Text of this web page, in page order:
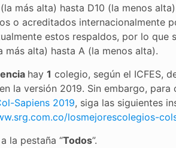
más alta) hasta D10 (la menos
o acreditados internacionalmente
estos respaldos, por lo que
más alta) hasta A (la menos alta).
hay 1 colegio, según el ICFES,
la versión 2019. Sin embargo,
Sapiens 2019, siga las siguientes
losmejorescolegios-
la pestaña “Todos”.